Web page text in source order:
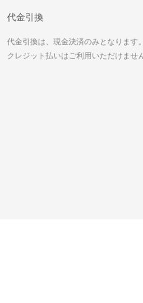
代金引換
代金引換は、現金決済のみとなります。
クレジット払いはご利用いただけませ